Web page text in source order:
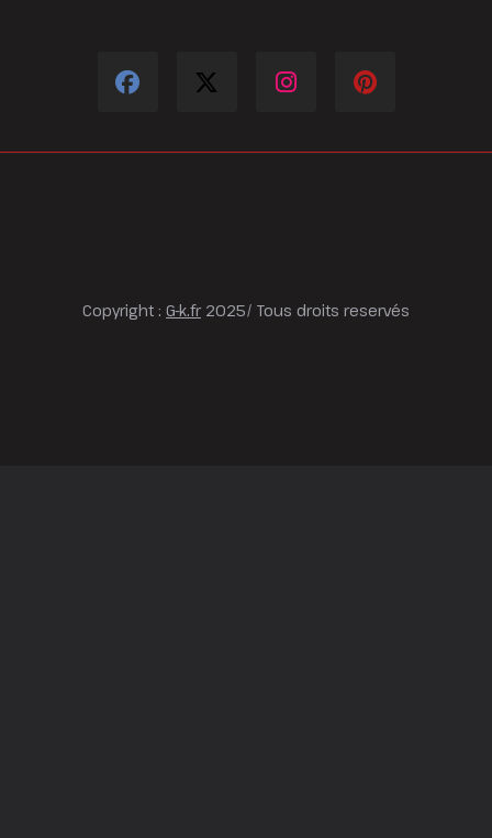
Copyright : G-k.fr2025/ Tous droits reservés